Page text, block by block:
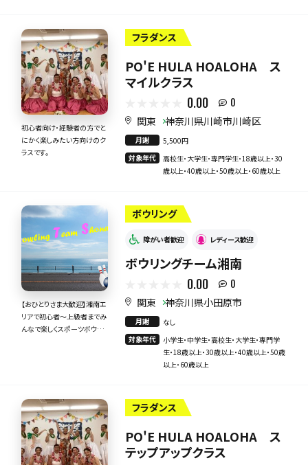
初心者向け・経験者の方でと
にかく楽しみたい方向けのク
ラスです。
フラダンス
PO'E HULA HOALOHA ス
マイルクラス
0.00 0
関東 神奈川県川崎市川崎区
月謝
5,500円
対象年代
高校生・大学生・専門学生・18歳以上・30
歳以上・40歳以上・50歳以上・60歳以上
【おひとりさま大歓迎】湘南エ
リアで初心者～上級者までみ
んなで楽しくスポーツボウリ
ボウリング
障がい者歓迎 レディース歓迎
ボウリングチーム湘南
0.00 0
関東 神奈川県小田原市
月謝
なし
対象年代
小学生・中学生・高校生・大学生・専門学
生・18歳以上・30歳以上・40歳以上・50歳
以上・60歳以上
フラダンス
PO'E HULA HOALOHA ス
テップアップクラス